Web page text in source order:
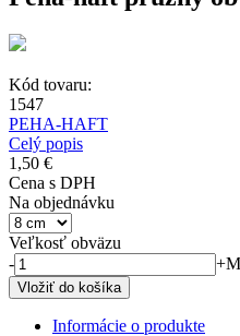
Kód tovaru:
1547
PEHA-HAFT
Celý popis
1,50 €
Cena s DPH
Na objednávku
Veľkosť obväzu
-
+
Informácie o produkte